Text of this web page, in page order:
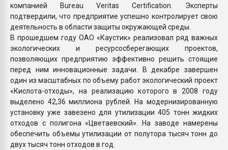
компанией Bureau Veritas Certification. Эксперты
подтвердили, что предприятие успешно контролирует свою
деятельность в области защиты окружающей среды.
В прошедшем году ОАО «Каустик» реализовал ряд важных
экологических и ресурсосберегающих проектов,
позволяющих предприятию эффективно решить стоящие
перед ним инновационные задачи. В декабре завершен
один из масштабных по объему работ экологический проект
«Кислота-отходы», на реализацию которого в 2008 году
выделено 42,36 миллиона рублей. На модернизированную
установку уже завезено для утилизации 405 тонн жидких
отходов с полигона «Цветаевский». На заводе намерены
обеспечить объемы утилизации от полутора тысяч тонн до
двух тысяч тонн отходов в год.